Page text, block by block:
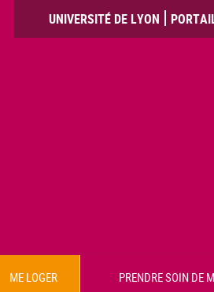
UNIVERSITÉ DE LYON
ME LOGER PRENDRE SOIN DE